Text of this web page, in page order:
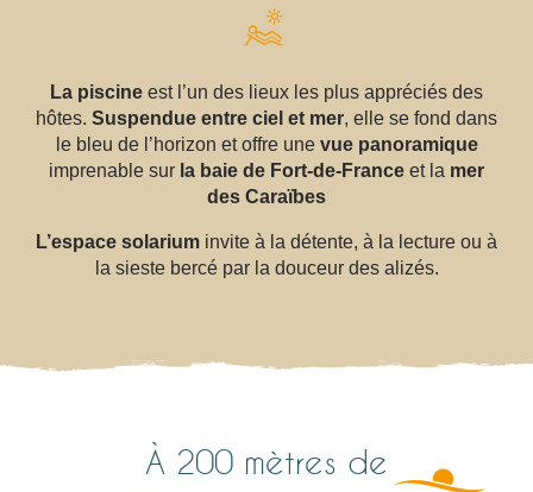
La piscine est l’un des lieux les plus appréciés des
hôtes. Suspendue entre ciel et mer, elle se fond dans
le bleu de l’horizon et offre une vue panoramique
imprenable sur la baie de Fort-de-France et la mer
des Caraïbes
L’espace solarium invite à la détente, à la lecture ou à
la sieste bercé par la douceur des alizés.
À 200 mètres de